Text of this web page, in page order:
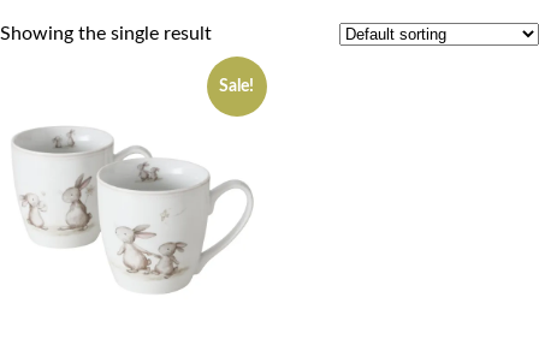
Showing the single result
Sale!